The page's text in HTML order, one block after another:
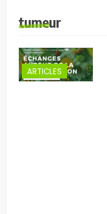
tumeur
ARTICLES